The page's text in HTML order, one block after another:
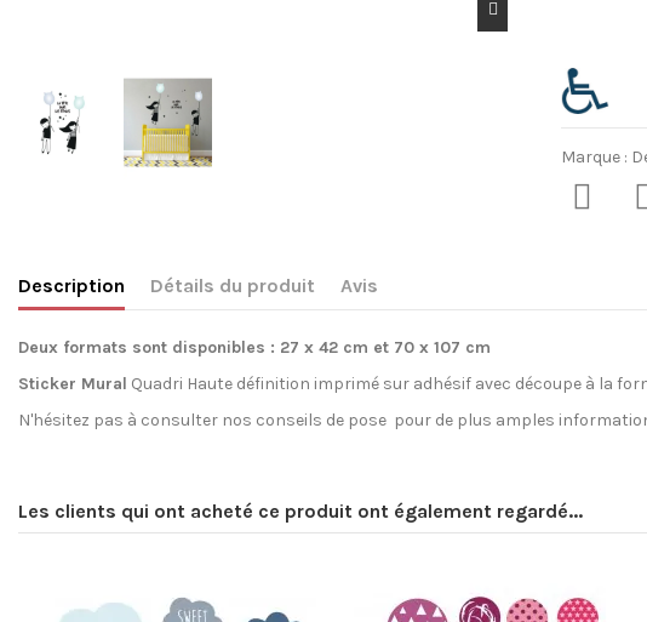
Marque :
Description Détails du produit Avis
Deux formats sont disponibles : 27 x 42 cm et 70 x 107 cm
Sticker Mural Quadri Haute définition imprimé sur adhésif avec découpe à la
N'hésitez pas à consulter nos conseils de pose pour de plus amples
Label
Les clients qui ont acheté ce produit ont également regardé...